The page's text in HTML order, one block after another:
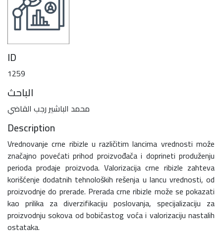
ID
1259
الباحث
محمد الباشير رجب القاضي
Description
Vrednovanje crne ribizle u različitim lancima vrednosti može
značajno povećati prihod proizvođača i doprineti produženju
perioda prodaje proizvoda. Valorizacija crne ribizle zahteva
korišćenje dodatnih tehnoloških rešenja u lancu vrednosti, od
proizvodnje do prerade. Prerada crne ribizle može se pokazati
kao prilika za diverzifikaciju poslovanja, specijalizaciju za
proizvodnju sokova od bobičastog voća i valorizaciju nastalih
ostataka.